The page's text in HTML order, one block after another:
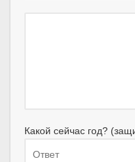
Какой сейчас год?